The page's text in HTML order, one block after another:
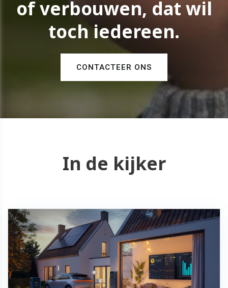
of verbouwen, dat wil
toch iedereen.
CONTACTEER ONS
In de kijker